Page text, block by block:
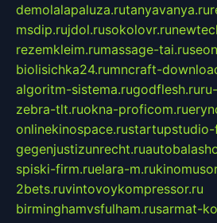
demolalapaluza.rutanyavanya.ru
msdip.rujdol.rusokolovr.ru
rezemkleim.rumassage-tai.ru
biolisichka24.rumncraft-
algoritm-sistema.rugodflesh.ru
zebra-tlt.ruokna-proficom.ru
onlinekinospace.rustartupstudio-
gegenjustizunrecht.ru
spiski-firm.ruelara-m.ru
2bets.ruvintovoykompressor.ru
birminghamvsfulham.rusarmat-